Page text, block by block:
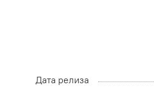
Дата релиза